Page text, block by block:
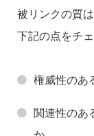
被リンクの質
下記の点をチ
権威性のあ
関連性のあ